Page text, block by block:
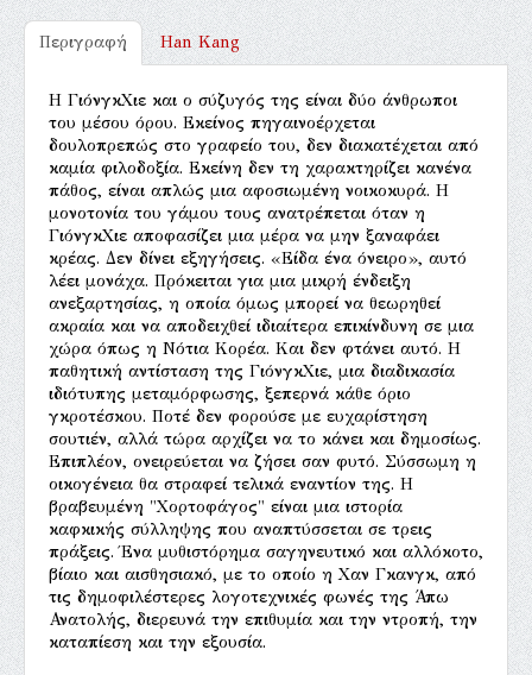
Περιγραφή Han Kang
Η ΓιόνγκΧιε και ο σύζυγός της είναι δύο άνθρωποι
του μέσου όρου. Εκείνος πηγαινοέρχεται
δουλοπρεπώς στο γραφείο του, δεν διακατέχεται από
καμία φιλοδοξία. Εκείνη δεν τη χαρακτηρίζει κανένα
πάθος, είναι απλώς μια αφοσιωμένη νοικοκυρά. Η
μονοτονία του γάμου τους ανατρέπεται όταν η
ΓιόνγκΧιε αποφασίζει μια μέρα να μην ξαναφάει
κρέας. Δεν δίνει εξηγήσεις. «Είδα ένα όνειρο», αυτό
λέει μονάχα. Πρόκειται για μια μικρή ένδειξη
ανεξαρτησίας, η οποία όμως μπορεί να θεωρηθεί
ακραία και να αποδειχθεί ιδιαίτερα επικίνδυνη σε μια
χώρα όπως η Νότια Κορέα. Και δεν φτάνει αυτό. Η
παθητική αντίσταση της ΓιόνγκΧιε, μια διαδικασία
ιδιότυπης μεταμόρφωσης, ξεπερνά κάθε όριο
γκροτέσκου. Ποτέ δεν φορούσε με ευχαρίστηση
σουτιέν, αλλά τώρα αρχίζει να το κάνει και δημοσίως.
Επιπλέον, ονειρεύεται να ζήσει σαν φυτό. Σύσσωμη η
οικογένεια θα στραφεί τελικά εναντίον της. Η
βραβευμένη "Χορτοφάγος" είναι μια ιστορία
καφκικής σύλληψης που αναπτύσσεται σε τρεις
πράξεις. Ένα μυθιστόρημα σαγηνευτικό και αλλόκοτο,
βίαιο και αισθησιακό, με το οποίο η Χαν Γκανγκ, από
τις δημοφιλέστερες λογοτεχνικές φωνές της Άπω
Ανατολής, διερευνά την επιθυμία και την ντροπή, την
καταπίεση και την εξουσία.